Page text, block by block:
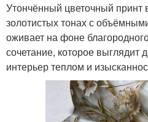
Утончённый цветочный принт
золотистых тонах с
оживает на фоне
сочетание, которое выглядит
интерьер теплом и